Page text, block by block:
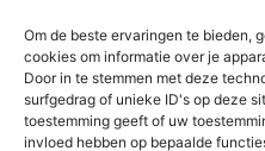
Om de beste ervaringen te bieden,
cookies om informatie over je
Door in te stemmen met deze
surfgedrag of unieke ID's op deze
toestemming geeft of uw
invloed hebben op bepaalde
en zijn daarmee een belangrijke
Hardenberg.
Lees meer